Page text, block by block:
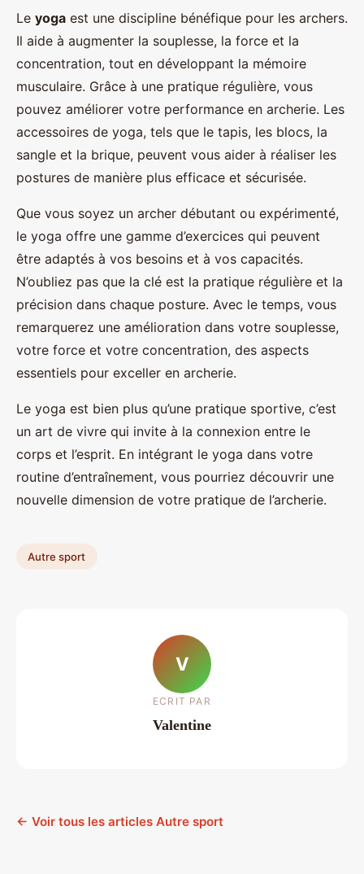
Le yoga est une discipline bénéfique pour les archers.
Il aide à augmenter la souplesse, la force et la
concentration, tout en développant la mémoire
musculaire. Grâce à une pratique régulière, vous
pouvez améliorer votre performance en archerie. Les
accessoires de yoga, tels que le tapis, les blocs, la
sangle et la brique, peuvent vous aider à réaliser les
postures de manière plus efficace et sécurisée.
Que vous soyez un archer débutant ou expérimenté,
le yoga offre une gamme d’exercices qui peuvent
être adaptés à vos besoins et à vos capacités.
N’oubliez pas que la clé est la pratique régulière et la
précision dans chaque posture. Avec le temps, vous
remarquerez une amélioration dans votre souplesse,
votre force et votre concentration, des aspects
essentiels pour exceller en archerie.
Le yoga est bien plus qu’une pratique sportive, c’est
un art de vivre qui invite à la connexion entre le
corps et l’esprit. En intégrant le yoga dans votre
routine d’entraînement, vous pourriez découvrir une
nouvelle dimension de votre pratique de l’archerie.
Autre sport
V
ECRIT PAR
Valentine
← Voir tous les articles Autre sport